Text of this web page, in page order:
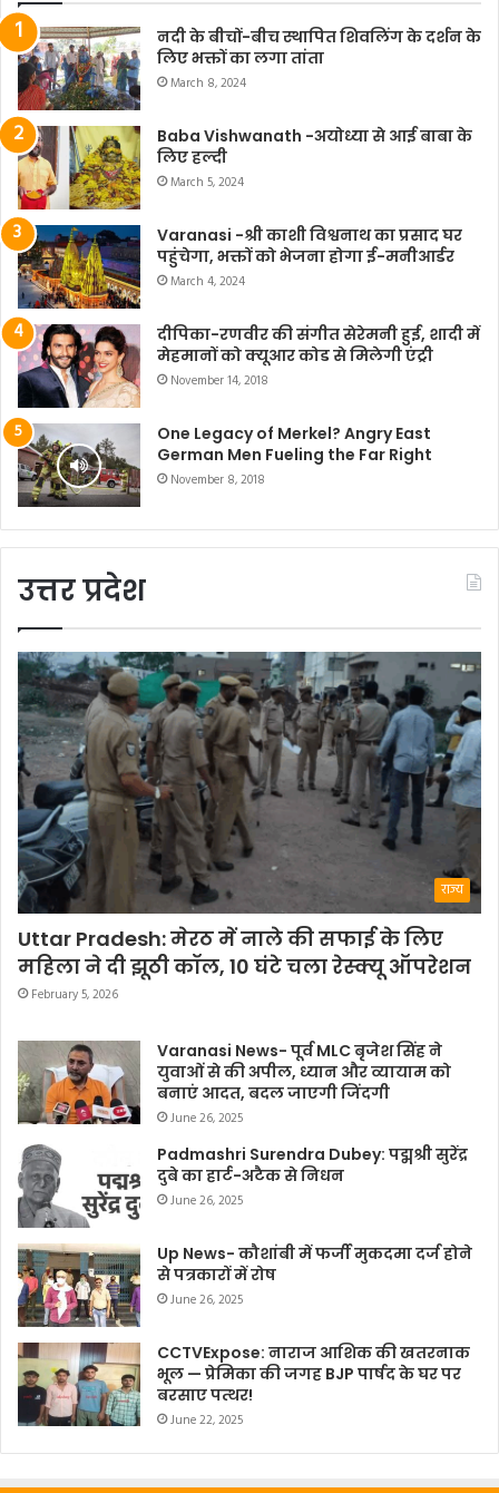
नदी के बीचों-बीच स्थापित शिवलिंग के दर्शन के
लिए भक्तों का लगा तांता
March 8, 2024
Baba Vishwanath -अयोध्या से आई बाबा के
लिए हल्दी
March 5, 2024
Varanasi -श्री काशी विश्वनाथ का प्रसाद घर
पहुंचेगा, भक्तों को भेजना होगा ई-मनीआर्डर
March 4, 2024
दीपिका-रणवीर की संगीत सेरेमनी हुई, शादी में
मेहमानों को क्यूआर कोड से मिलेगी एंट्री
November 14, 2018
One Legacy of Merkel? Angry East
German Men Fueling the Far Right
November 8, 2018
उत्तर प्रदेश
राज्य
Uttar Pradesh: मेरठ में नाले की सफाई के लिए
महिला ने दी झूठी कॉल, 10 घंटे चला रेस्क्यू ऑपरेशन
February 5, 2026
Varanasi News- पूर्व MLC बृजेश सिंह ने
युवाओं से की अपील, ध्यान और व्यायाम को
बनाएं आदत, बदल जाएगी जिंदगी
June 26, 2025
Padmashri Surendra Dubey: पद्मश्री सुरेंद्र
दुबे का हार्ट-अटैक से निधन
June 26, 2025
Up News- कौशांबी में फर्जी मुकदमा दर्ज होने
से पत्रकारों में रोष
June 26, 2025
CCTVExpose: नाराज आशिक की खतरनाक
भूल — प्रेमिका की जगह BJP पार्षद के घर पर
बरसाए पत्थर!
June 22, 2025